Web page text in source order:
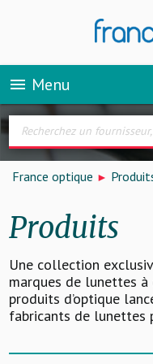
menu Menu
France optique
Produits
Une collection
marques de lunettes à
produits d’optique
fabricants de lunettes